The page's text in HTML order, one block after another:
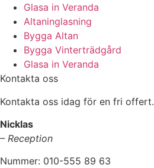
Glasa in Veranda
Altaninglasning
Bygga Altan
Bygga Vinterträdgård
Glasa in Veranda
Kontakta oss
Kontakta oss idag för en fri offert.
Nicklas
– Reception
Nummer: 010-555 89 63